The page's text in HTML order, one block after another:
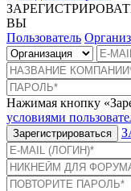
ВЫ
Пользователь
Нажимая кнопку
условиями
Зарегистрироваться